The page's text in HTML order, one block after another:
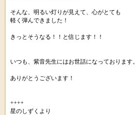
そんな、明るい灯りが見えて、心がとても
軽く弾んできました！
きっとそうなる！！と信じます！！
いつも、紫音先生にはお世話になっております。
ありがとうございます！
++++
星のしずくより